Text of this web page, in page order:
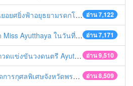
อ่าน 7,122
ยศยิ่งฟ้าอยุธยามรดกโลก
อ่าน 7,171
ในวันที่ 15 ธันวาคม 2560
อ่าน 9,510
ตรี Ayutthaya battle of the bands
อ่าน 8,509
ษจังหวัดพระนครศรีอยุธยา 2560